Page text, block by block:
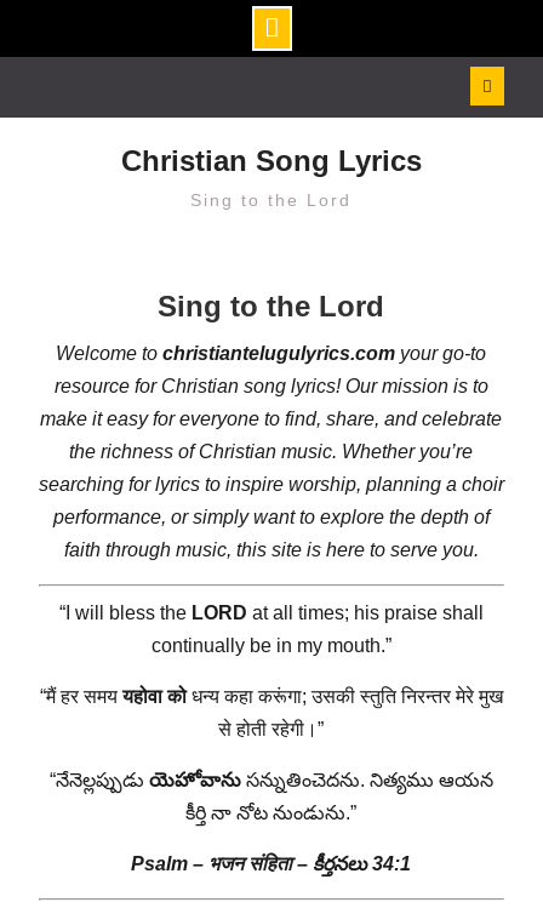
Christian Song Lyrics
Sing to the Lord
Sing to the Lord
Welcome tochristiantelugulyrics.com your go-to
resource for Christian song lyrics! Our mission is to
make it easy for everyone to find, share, and celebrate
the richness of Christian music. Whether you’re
searching for lyrics to inspire worship, planning a choir
performance, or simply want to explore the depth of
faith through music, this site is here to serve you.
“I will bless the LORD at all times; his praise shall
continually be in my mouth.”
“मैं हर समययहोवा कोधन्य कहा करूंगा; उसकी स्तुति निरन्तर मेरे मुख
से होती रहेगी।”
“నేనెల్లప్పుడు యెహోవానుసన్నుతించెదను. నిత్యము ఆయన
కీర్తి నా నోట నుండును.”
Psalm – भजन संहिता– కీర్తనలు 34:1